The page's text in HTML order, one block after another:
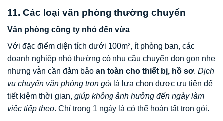
11. Các loại văn phòng thường chuyển
Văn phòng công ty nhỏ đến vừa
Với đặc điểm diện tích dưới 100m², ít phòng ban, các
doanh nghiệp nhỏ thường có nhu cầu chuyển dọn gọn nhẹ
nhưng vẫn cần đảm bảo an toàn cho thiết bị, hồ sơ. Dịch
vụ chuyển văn phòng trọn gói là lựa chọn được ưu tiên để
tiết kiệm thời gian, giúp không ảnh hưởng đến ngày làm
việc tiếp theo. Chỉ trong 1 ngày là có thể hoàn tất trọn gói.